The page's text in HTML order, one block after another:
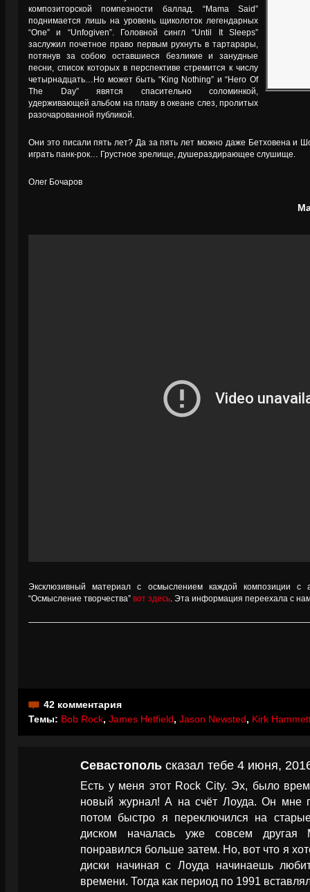
композиторской помпезности баллад. “Mama Said”
поднимается лишь на уровень щиколоток легендарных
“One” и “Unfogiven”. Головной сингл “Until It Sleeps”
заслужил почетное право первым рухнуть в тартарары,
потянув за собою оставшиеся безликие и занудные
песни, список которых в перспективе стремится к числу
четырнадцать…Но может быть “King Nothing” и “Hero Of
The Day” явятся спасительно соломинкой,
удерживающей альбом на плаву в океане слез, пролитых
разочарованной публикой.
Они это писали пять лет? Да за пять лет можно даже Бетховена и
играть панк-рок… Грустное зрелище, душераздирающее слушище.
Олег Бочаров
Эксклюзивный материал с осмыслением каждой композиции с
“Осмысление творчества” вот здесь. Эта информация переехала с
42 комментария
Темы: Bob Rock, James Hetfield, Jason Newsted, Kirk
Севастополь сказал тебе 4 июня,
Есть у меня этот Rock City. Эх, было
новый журнал! А на счёт Лоуда. Он мне
потом быстро я переключился на
диском началась уже совсем
понравился больше затем. Но, вот что я
диски начиная с Лоуда начинаешь
времени. Тогда как период по 1991